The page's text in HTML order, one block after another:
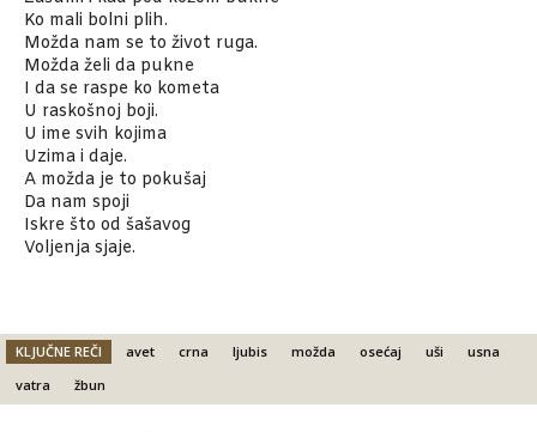
Ko mali bolni plih.
Možda nam se to život ruga.
Možda želi da pukne
I da se raspe ko kometa
U raskošnoj boji.
U ime svih kojima
Uzima i daje.
A možda je to pokušaj
Da nam spoji
Iskre što od šašavog
Voljenja sjaje.
KLJUČNE REČI avet crna ljubis možda osećaj uši
usna
vatra
žbun